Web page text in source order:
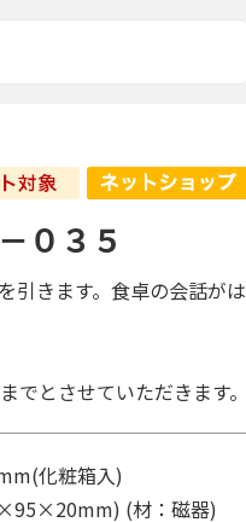
０３５
引きます。食卓の会話が
とさせていただきます。
化粧箱入)
(材：磁器)